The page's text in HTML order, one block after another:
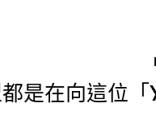
是在向這位「